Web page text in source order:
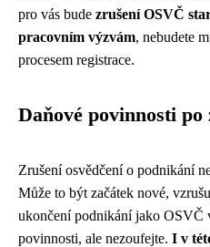
pro vás bude zrušení OSVČ
pracovním výzvám, nebudete
procesem registrace.
Daňové povinnosti po
Zrušení osvědčení o podnikání
Může to být začátek nové,
ukončení podnikání jako OSVČ
povinnosti, ale nezoufejte. I v